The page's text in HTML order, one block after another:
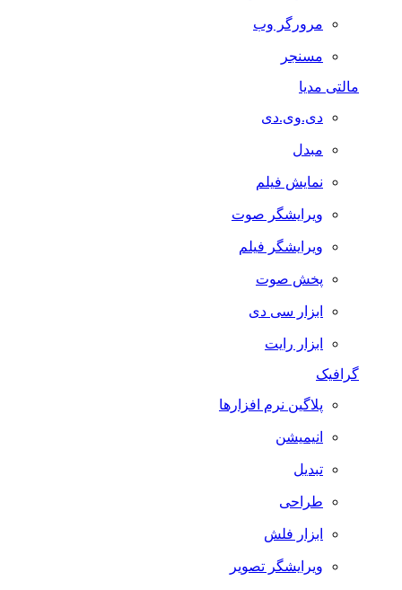
مرورگر وب
مسنجر
مالتی مدیا
دی.وی.دی
مبدل
نمایش فیلم
ویرایشگر صوت
ویرایشگر فیلم
پخش صوت
ابزار سی دی
ابزار رایت
گرافیک
پلاگین نرم افزارها
انیمیشن
تبدیل
طراحی
ابزار فلش
ویرایشگر تصویر